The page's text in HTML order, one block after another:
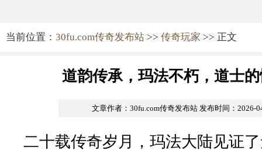
当前位置： 30fu.com传奇发布站 >> 传奇玩家 >> 正文
道韵传承，玛法不朽，道士
文章作者：30fu.com传奇发布站 发布时间：2026-
二十载传奇岁月，玛法大陆见证